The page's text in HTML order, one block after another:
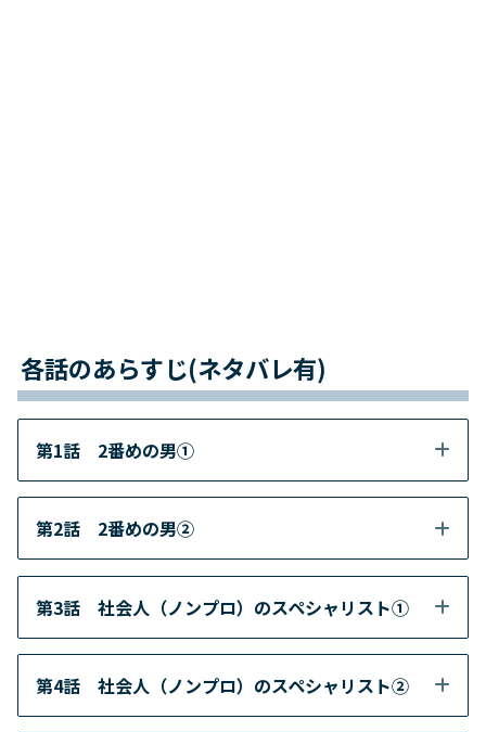
各話のあらすじ(ネタバレ有)
第1話 2番めの男①
第2話 2番めの男②
第3話 社会人（ノンプロ）のスペシャリスト①
第4話 社会人（ノンプロ）のスペシャリスト②